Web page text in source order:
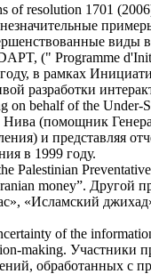
resolution 1701
(" Programme
году, в рамках
разработки
behalf of the
(помощник
и
в 1999 году.
Palestinian
money”. Другой
«Исламский
of the
making. Участники
обработанных с